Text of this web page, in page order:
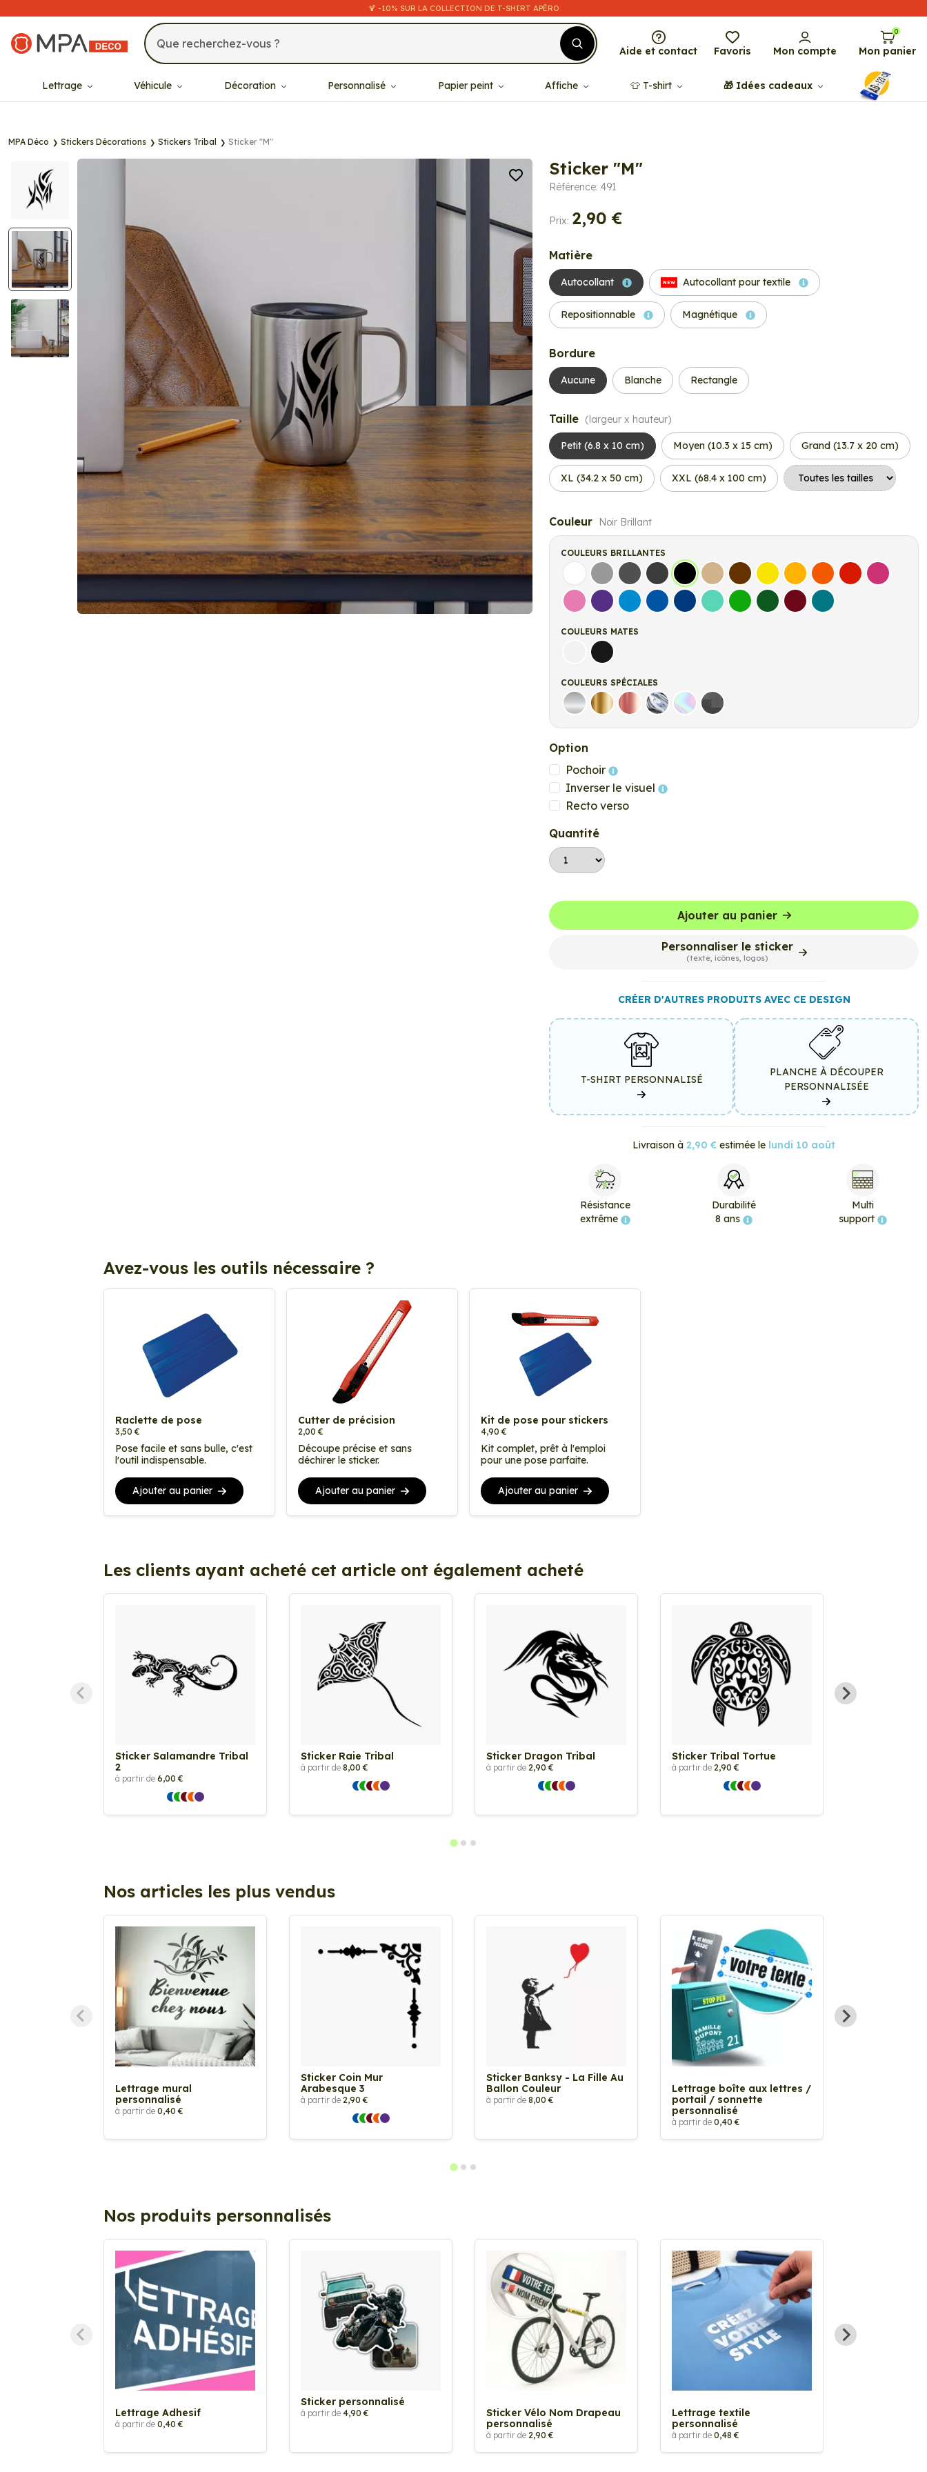
🍹 -10% SUR LA COLLECTION DE T-SHIRT APÉRO
MPA Déco
Aide et contact Favoris Mon compte
0
Mon panier
Lettrage Véhicule Décoration Personnalisé Papier peint Affiche 👕​​ T-shirt 🎁​ Idées cadeaux
MPA Déco Stickers Décorations Stickers Tribal Sticker "M"
Sticker "M"
Référence: 491
Prix: 2,90 €
Matière
Autocollant NEW Autocollant pour textile
Repositionnable Magnétique
Bordure
Aucune Blanche Rectangle
Taille (largeur x hauteur)
Petit (6.8 x 10 cm) Moyen (10.3 x 15 cm) Grand (13.7 x 20 cm)
XL (34.2 x 50 cm) XXL (68.4 x 100 cm)
Couleur Noir Brillant
COULEURS BRILLANTES
Blanc Gris Gris FoncéGris Anthracite
Noir Beige Marron Jaune ClairJaune Foncé
OrangeRouge Fuchsia
Rose Violet Bleu clairBleu MoyenBleu FoncéBleu VertVert clairVert FoncéBordeauxTurquoise
COULEURS MATES
Blanc matNoir mat
COULEURS SPÉCIALES
Argent Or Rose Gold
ChromeHolographique
Carbone Noir
Option
Pochoir
Inverser le visuel
Recto verso
Quantité
Ajouter au panier
Personnaliser le sticker
(texte, icônes, logos)
CRÉER D'AUTRES PRODUITS AVEC CE DESIGN
T-SHIRT PERSONNALISÉ
PLANCHE À DÉCOUPER
PERSONNALISÉE
Livraison à 2,90 € estimée le lundi 10 août
Résistance
extrême
Durabilité
8 ans
Multi
support
Avez-vous les outils nécessaire ?
Raclette de pose
3,50 €
Pose facile et sans bulle, c'est
l'outil indispensable.
Ajouter au panier
Cutter de précision
2,00 €
Découpe précise et sans
déchirer le sticker.
Ajouter au panier
Kit de pose pour stickers
4,90 €
Kit complet, prêt à l'emploi
pour une pose parfaite.
Ajouter au panier
Les clients ayant acheté cet article ont également acheté
Sticker Salamandre Tribal
2
à partir de 6,00 €
Sticker Raie Tribal
à partir de 8,00 €
Sticker Dragon Tribal
à partir de 2,90 €
Sticker Tribal Tortue
à partir de 2,90 €
Nos articles les plus vendus
Lettrage mural
personnalisé
à partir de 0,40 €
Sticker Coin Mur
Arabesque 3
à partir de 2,90 €
Sticker Banksy - La Fille Au
Ballon Couleur
à partir de 8,00 €
Lettrage boîte aux lettres /
portail / sonnette
personnalisé
à partir de 0,40 €
Nos produits personnalisés
Lettrage Adhesif
à partir de 0,40 €
Sticker personnalisé
à partir de 4,90 €
Sticker Vélo Nom Drapeau
personnalisé
à partir de 2,90 €
Lettrage textile
personnalisé
à partir de 0,48 €